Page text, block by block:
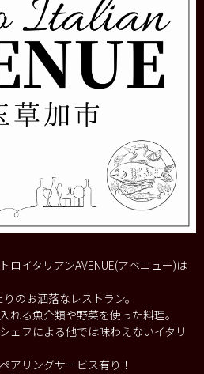
ロイタリアンAVENUE(アベニュー)は
のお洒落なレストラン。
れる魚介類や野菜を使った料理。
ェフによる他では味わえないイタリ
アリングサービス有り！